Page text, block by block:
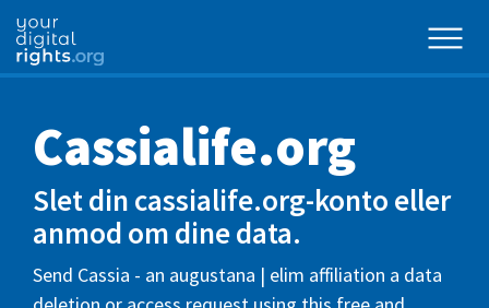
Cassialife.org
Slet din cassialife.org-konto eller
anmod om dine data.
Send Cassia - an augustana | elim affiliation a data